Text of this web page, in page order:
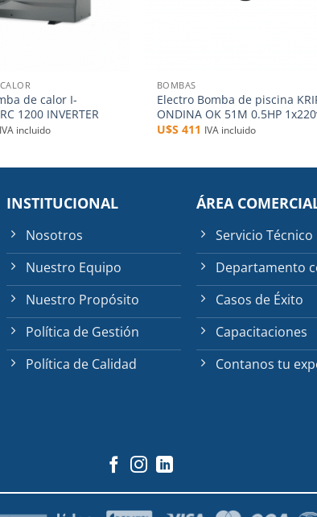
de calor I-
1200 INVERTER
IVA incluido
BOMBAS
Electro Bomba de piscina
ONDINA OK 51M 0.5HP
U$S 411 IVA incluido
INSTITUCIONAL
Nosotros
Nuestro Equipo
Nuestro Propósito
Política de Gestión
Política de Calidad
ÁREA
Servicio Técnico
Departamento
Casos de Éxito
Capacitaciones
Contanos tu